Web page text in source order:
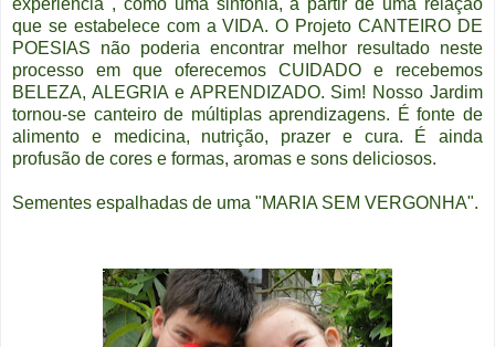
que se estabelece com a VIDA. O Projeto CANTEIRO DE
POESIAS não poderia encontrar melhor resultado neste
processo em que oferecemos CUIDADO e recebemos
BELEZA, ALEGRIA e APRENDIZADO. Sim! Nosso Jardim
tornou-se canteiro de múltiplas aprendizagens. É fonte de
alimento e medicina, nutrição, prazer e cura. É ainda
profusão de cores e formas, aromas e sons deliciosos.
Sementes espalhadas de uma "MARIA SEM VERGONHA".